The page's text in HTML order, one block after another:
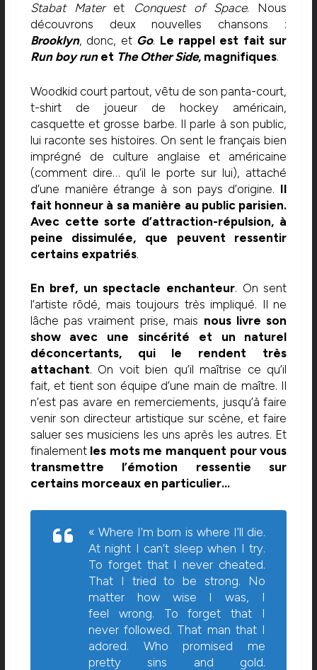
Stabat Materet Conquest of Space. Nous
découvrons deux nouvelles chansons :
Brooklyn, donc, et Go. Le rappel est fait sur
Run boy runet The Other Side, magnifiques.
Woodkid court partout, vêtu de son panta-court,
t-shirt de joueur de hockey américain,
casquette et grosse barbe. Il parle à son public,
lui raconte ses histoires. On sent le français bien
imprégné de culture anglaise et américaine
(comment dire… qu’il le porte sur lui), attaché
d’une manière étrange à son pays d’origine. Il
fait honneur à sa manière au public parisien.
Avec cette sorte d’attraction-répulsion, à
peine dissimulée, que peuvent ressentir
certains expatriés.
En bref, un spectacle enchanteur. On sent
l’artiste rôdé, mais toujours très impliqué. Il ne
lâche pas vraiment prise, mais nous livre son
show avec une sincérité et un naturel
déconcertants, qui le rendent très
attachant. On voit bien qu’il maîtrise ce qu’il
fait, et tient son équipe d’une main de maître. Il
n’est pas avare en remerciements, jusqu’à faire
venir son directeur artistique sur scène, et faire
saluer ses musiciens les uns après les autres. Et
finalementles mots me manquent pour vous
transmettre l’émotion ressentie sur
certains morceaux en particulier…
« Where I’m born is where I’ll die.
At night I can’t sleep when I try.
To forget that I never cheated.
That I tried to be strong. No
matter how wise I was, I
feel wrong. To forget that I
never followed. That man that I
adored. Who promised me
pretty sins and gold.